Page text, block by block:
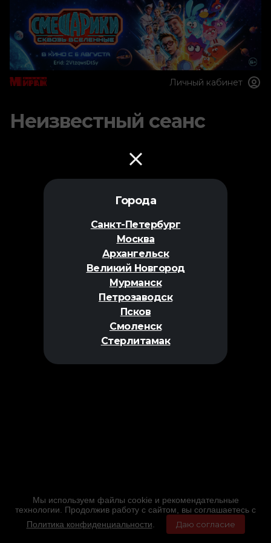
Города
Санкт-Петербург
Москва
Архангельск
Великий Новгород
Мурманск
Петрозаводск
Псков
Смоленск
Стерлитамак
Личный кабинет
Неизвестный сеанс
Мы используем файлы cookie и рекомендательные
технологии. Продолжив работу с сайтом, вы соглашаетесь с
Политика конфиденциальности
Даю согласие